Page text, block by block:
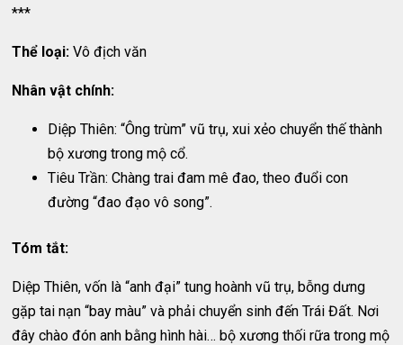
***
Thể loại: Vô địch văn
Nhân vật chính:
Diệp Thiên: “Ông trùm” vũ trụ, xui xẻo chuyển thế thành
bộ xương trong mộ cổ.
Tiêu Trần: Chàng trai đam mê đao, theo đuổi con
đường “đao đạo vô song”.
Tóm tắt:
Diệp Thiên, vốn là “anh đại” tung hoành vũ trụ, bỗng dưng
gặp tai nạn “bay màu” và phải chuyển sinh đến Trái Đất. Nơi
đây chào đón anh bằng hình hài… bộ xương thối rữa trong mộ